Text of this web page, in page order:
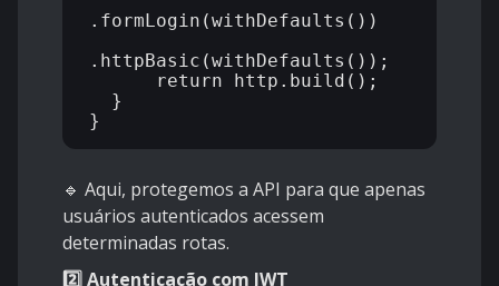
.formLogin(withDefaults())
.httpBasic(withDefaults());
return http.build();
}
🔹 Aqui, protegemos a API para que apenas
usuários autenticados acessem
determinadas rotas.
2️⃣ Autenticação com JWT